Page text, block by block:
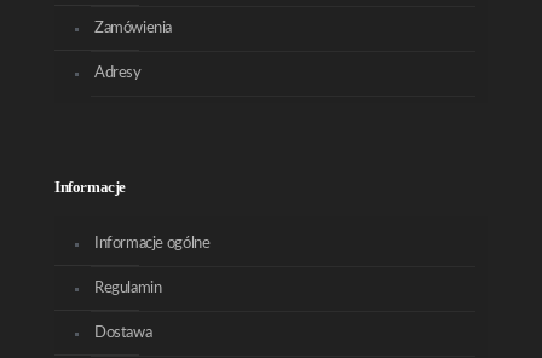
Zamówienia
Adresy
Informacje
Informacje ogólne
Regulamin
Dostawa